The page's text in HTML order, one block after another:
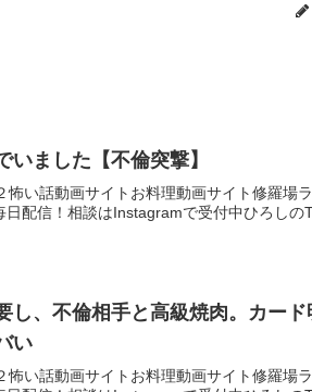
ました【不倫突撃】
い話動画サイトお料理動画サイト修羅場
配信！相談はInstagramで受付中ひろしの
し、不倫相手と高級焼肉。カード
い
い話動画サイトお料理動画サイト修羅場